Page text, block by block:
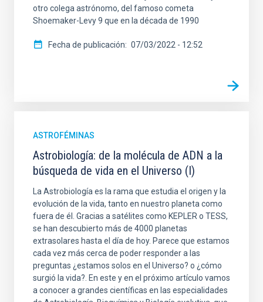
otro colega astrónomo, del famoso cometa
Shoemaker-Levy 9 que en la década de 1990
Fecha de publicación 07/03/2022 - 12:52
ASTROFÉMINAS
Astrobiología: de la molécula de ADN a la
búsqueda de vida en el Universo (I)
La Astrobiología es la rama que estudia el origen y la
evolución de la vida, tanto en nuestro planeta como
fuera de él. Gracias a satélites como KEPLER o TESS,
se han descubierto más de 4000 planetas
extrasolares hasta el día de hoy. Parece que estamos
cada vez más cerca de poder responder a las
preguntas ¿estamos solos en el Universo? o ¿cómo
surgió la vida?. En este y en el próximo artículo vamos
a conocer a grandes científicas en las especialidades